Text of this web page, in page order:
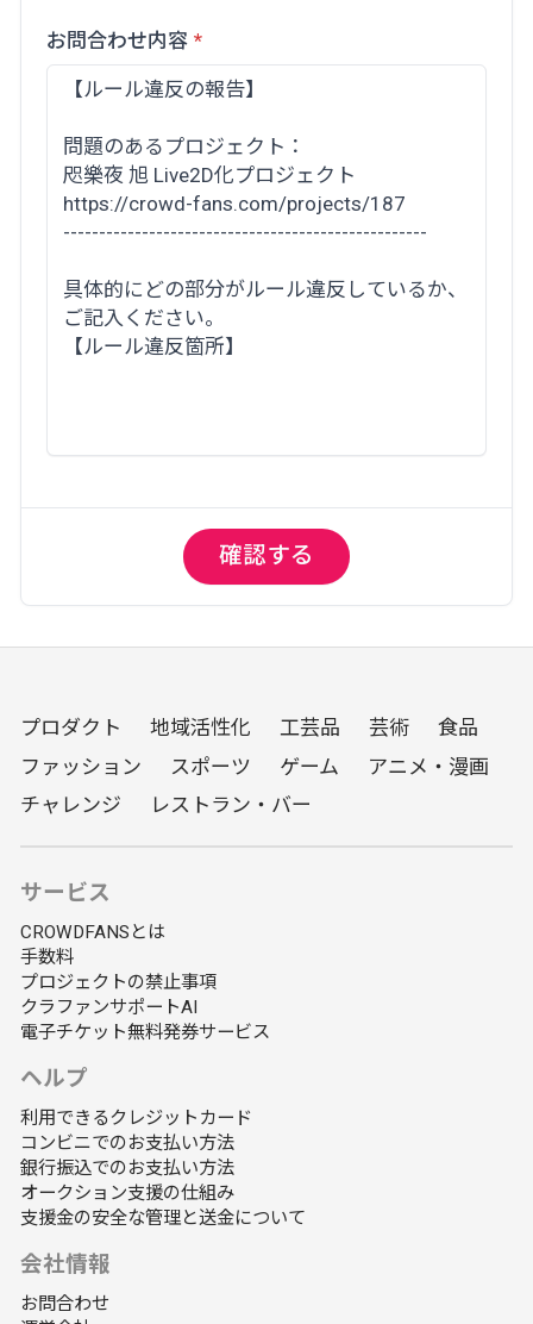
お問合わせ内容
プロダクト 地域活性化 工芸品 芸術
食品
ファッション
スポーツ ゲーム
アニメ・漫画
チャレンジ
レストラン・バー
サービス
CROWDFANSとは
手数料
プロジェクトの禁止事項
クラファンサポートAI
電子チケット無料発券サービス
ヘルプ
利用できるクレジットカード
コンビニでのお支払い方法
銀行振込でのお支払い方法
オークション支援の仕組み
支援金の安全な管理と送金について
会社情報
お問合わせ